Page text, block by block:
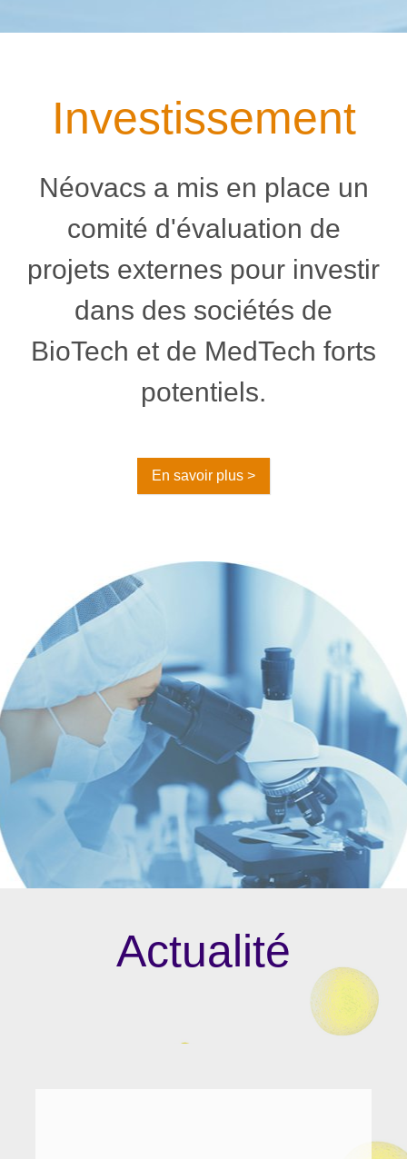
Investissement
Néovacs a mis en place un
comité d'évaluation de
projets externes pour investir
dans des sociétés de
BioTech et de MedTech forts
potentiels.
En savoir plus >
Actualité